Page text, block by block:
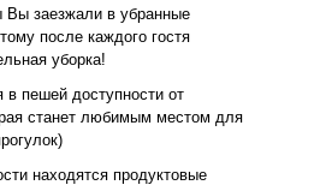
Вы заезжали в убранные
после каждого гостя
уборка!
в пешей доступности от
станет любимым местом для
находятся продуктовые